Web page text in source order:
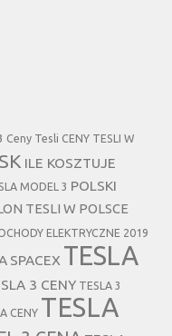
Ceny Tesli CENY TESLI W
ILE KOSZTUJE
MODEL 3 POLSKI
TESLI W POLSCE
ELEKTRYCZNE 2019
SPACEX TESLA
3 CENY TESLA 3
CENY TESLA